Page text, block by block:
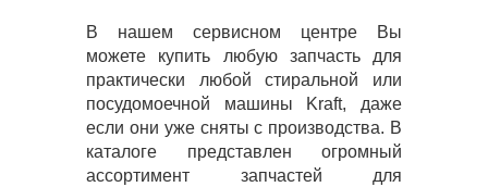
В нашем сервисном центре Вы
можете купить любую запчасть для
практически любой стиральной или
посудомоечной машины Kraft, даже
если они уже сняты с производства. В
каталоге представлен огромный
ассортимент запчастей для